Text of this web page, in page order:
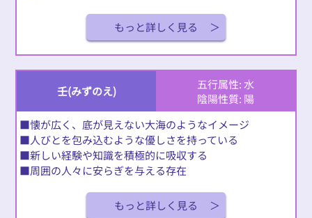
もっと詳しく見る
壬(みずのえ)
五行属性: 水
陰陽性質: 陽
■懐が広く、底が見えない大海のようなイメージ
■人びとを包み込むような優しさを持っている
■新しい経験や知識を積極的に吸収する
■周囲の人々に安らぎを与える存在
もっと詳しく見る